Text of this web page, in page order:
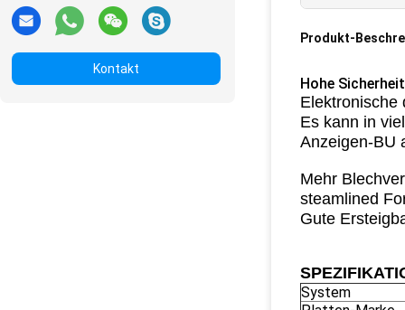
Kontakt
Produkt-
Hohe
Elektronische
Es kann in
Anzeigen-BU
Mehr
steamlined
Gute
System